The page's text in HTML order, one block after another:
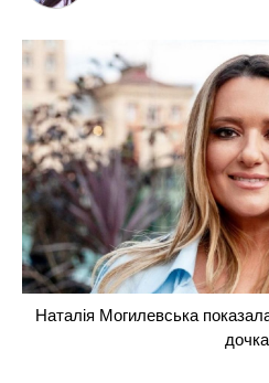
Наталія Могилевська
дочка